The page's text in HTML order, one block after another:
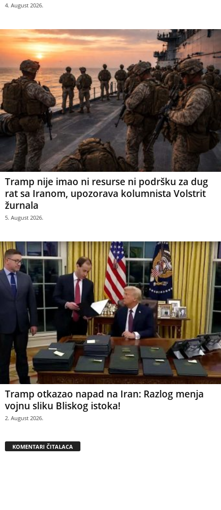
4. August 2026.
Tramp nije imao ni resurse ni podršku za dug
rat sa Iranom, upozorava kolumnista Volstrit
žurnala
5. August 2026.
Tramp otkazao napad na Iran: Razlog menja
vojnu sliku Bliskog istoka!
2. August 2026.
KOMENTARI ČITALACA